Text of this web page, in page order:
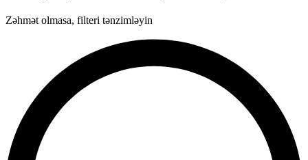
Zəhmət olmasa, filteri tənzimləyin